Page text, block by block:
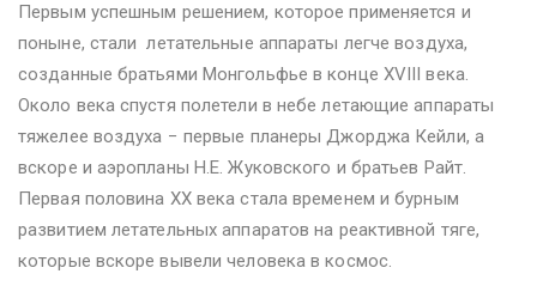
Первым успешным решением, которое применяется и
поныне, стали летательные аппараты легче воздуха,
созданные братьями Монгольфье в конце XVIII века.
Около века спустя полетели в небе летающие аппараты
тяжелее воздуха − первые планеры Джорджа Кейли, а
вскоре и аэропланы Н.Е. Жуковского и братьев Райт.
Первая половина XX века стала временем и бурным
развитием летательных аппаратов на реактивной тяге,
которые вскоре вывели человека в космос.